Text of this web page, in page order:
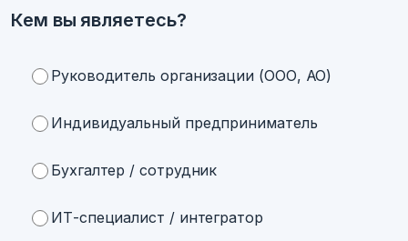
Кем вы являетесь?
Руководитель организации (ООО, АО)
Индивидуальный предприниматель
Бухгалтер / сотрудник
ИТ-специалист / интегратор